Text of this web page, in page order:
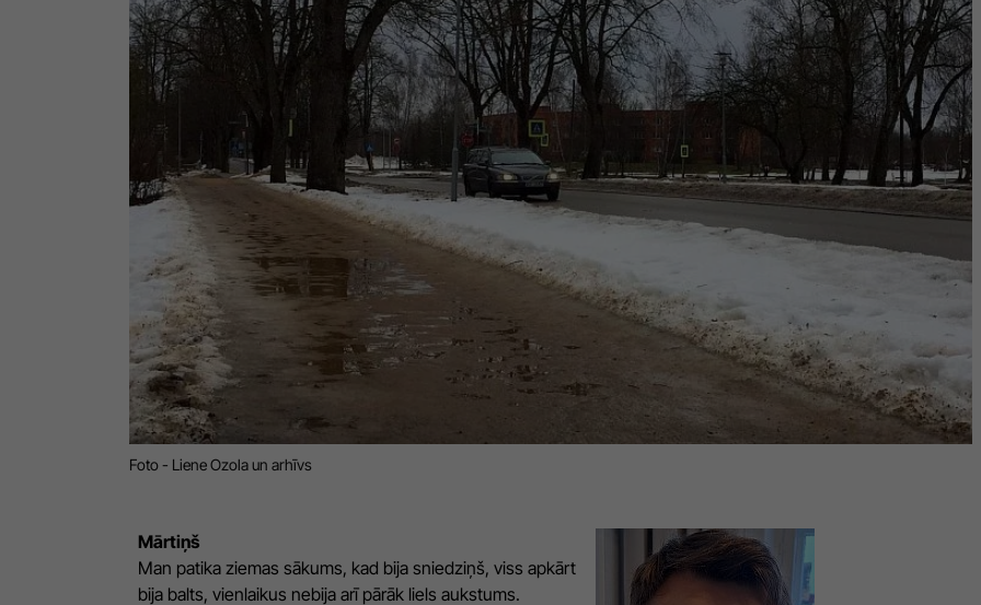
Foto - Liene Ozola un arhīvs
Mārtiņš
Man patika ziemas sākums, kad bija sniedziņš, viss apkārt
bija balts, vienlaikus nebija arī pārāk liels aukstums.